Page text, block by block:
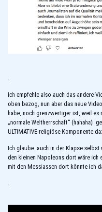
.
Ich empfehle also auch das andere
oben bezog, nun aber das neue
habe, noch grenzwertiger ist, weil es
„normale Weltherrschaft“ (hahaha)
ULTIMATIVE religiöse Komponente
Ich glaube auch in der Klapse selbst
den kleinen Napoleons dort wäre ich
mit den Messiassen dort könnte ich
.